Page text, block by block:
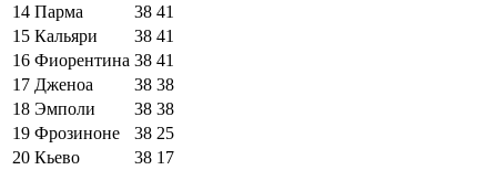
14 Парма 38 41
15 Кальяри 38 41
16 Фиорентина 38 41
17 Дженоа 38 38
18 Эмполи 38 38
19 Фрозиноне 38 25
20 Кьево 38 17